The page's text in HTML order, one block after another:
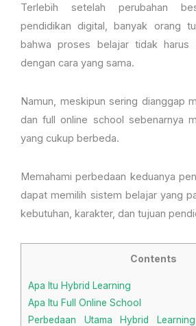
Terlebih setelah perubahan
pendidikan digital, banyak orang
bahwa proses belajar tidak harus
dengan cara yang sama.
Namun, meskipun sering dianggap
dan full online school sebenarnya
yang cukup berbeda.
Memahami perbedaan keduanya
dapat memilih sistem belajar yang
kebutuhan, karakter, dan tujuan
Contents
Apa Itu Hybrid Learning
Apa Itu Full Online School
Perbedaan Utama Hybrid